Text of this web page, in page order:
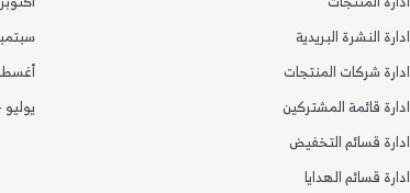
سبتمبر
أغسطس
يوليو 2024
ادارة النشرة البريدية
ادارة شركات المنتجات
ادارة قائمة المشتركين
ادارة قسائم التخفيض
ادارة قسائم الهدايا